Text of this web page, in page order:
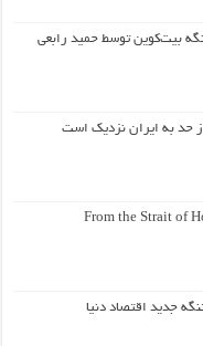
بیت‌کوین توسط حمید رابعی
حد به ایران نزدیک است
From the Strait of
جدید اقتصاد دنیا